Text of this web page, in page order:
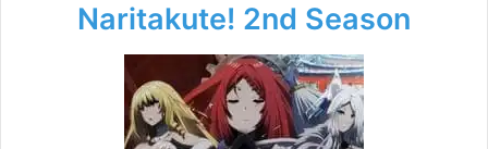
Naritakute! 2nd Season